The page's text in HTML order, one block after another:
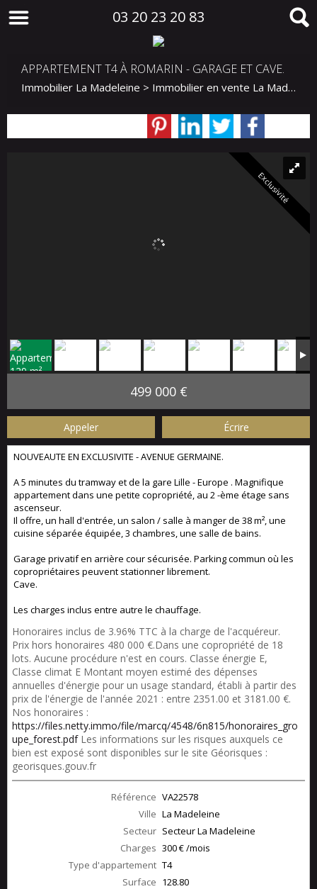
03 20 23 20 83
APPARTEMENT T4 À ROMARIN - GARAGE ET CAVE.
Immobilier La Madeleine > Immobilier en vente La Madeleine
Exclusivité
499 000 €
Appeler Écrire
NOUVEAUTE EN EXCLUSIVITE - AVENUE GERMAINE.
A 5 minutes du tramway et de la gare Lille - Europe . Magnifique
appartement dans une petite copropriété, au 2 -ème étage sans
ascenseur.
Il offre, un hall d'entrée, un salon / salle à manger de 38 m², une
cuisine séparée équipée, 3 chambres, une salle de bains.
Garage privatif en arrière cour sécurisée. Parking commun où les
copropriétaires peuvent stationner librement.
Cave.
Les charges inclus entre autre le chauffage.
Honoraires inclus de 3.96% TTC à la charge de l'acquéreur.
Prix hors honoraires 480 000 €.Dans une copropriété de 18
lots. Aucune procédure n'est en cours. Classe énergie E,
Classe climat E Montant moyen estimé des dépenses
annuelles d'énergie pour un usage standard, établi à partir des
prix de l'énergie de l'année 2021 : entre 2351.00 et 3181.00 €.
Nos honoraires :
https://files.netty.immo/file/marcq/4548/6n815/honoraires_gro
upe_forest.pdfLes informations sur les risques auxquels ce
bien est exposé sont disponibles sur le site Géorisques :
georisques.gouv.fr
Référence VA22578
Ville La Madeleine
Secteur Secteur La Madeleine
Charges 300 € /mois
Type d'appartement T4
Surface 128.80